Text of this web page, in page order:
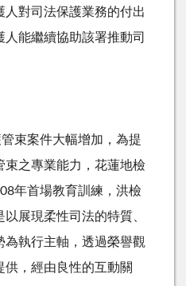
對司法保護業務的付出
能繼續協助該署推動司
束案件大幅增加，為提
束之專業能力，花蓮地檢
年首場教育訓練，洪檢
展現柔性司法的特質、
為執行主軸，透過榮譽觀
，經由良性的互動關